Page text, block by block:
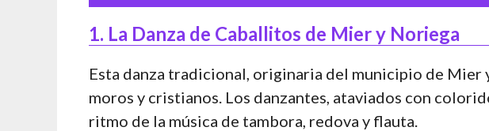
1. La Danza de Caballitos de Mier y Noriega
Esta danza tradicional, originaria del municipio de
moros y cristianos. Los danzantes, ataviados con
ritmo de la música de tambora, redova y flauta.